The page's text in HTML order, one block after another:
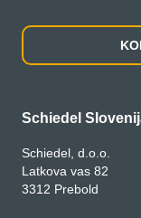
Schiedel
Schiedel, d.o.o.
Latkova vas 82
3312 Prebold